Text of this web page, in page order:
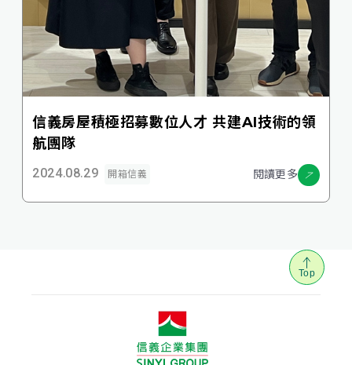
信義房屋積極招募數位人才 共建AI技術的領
航團隊
2024.08.29 開箱信義 閱讀更多
Top